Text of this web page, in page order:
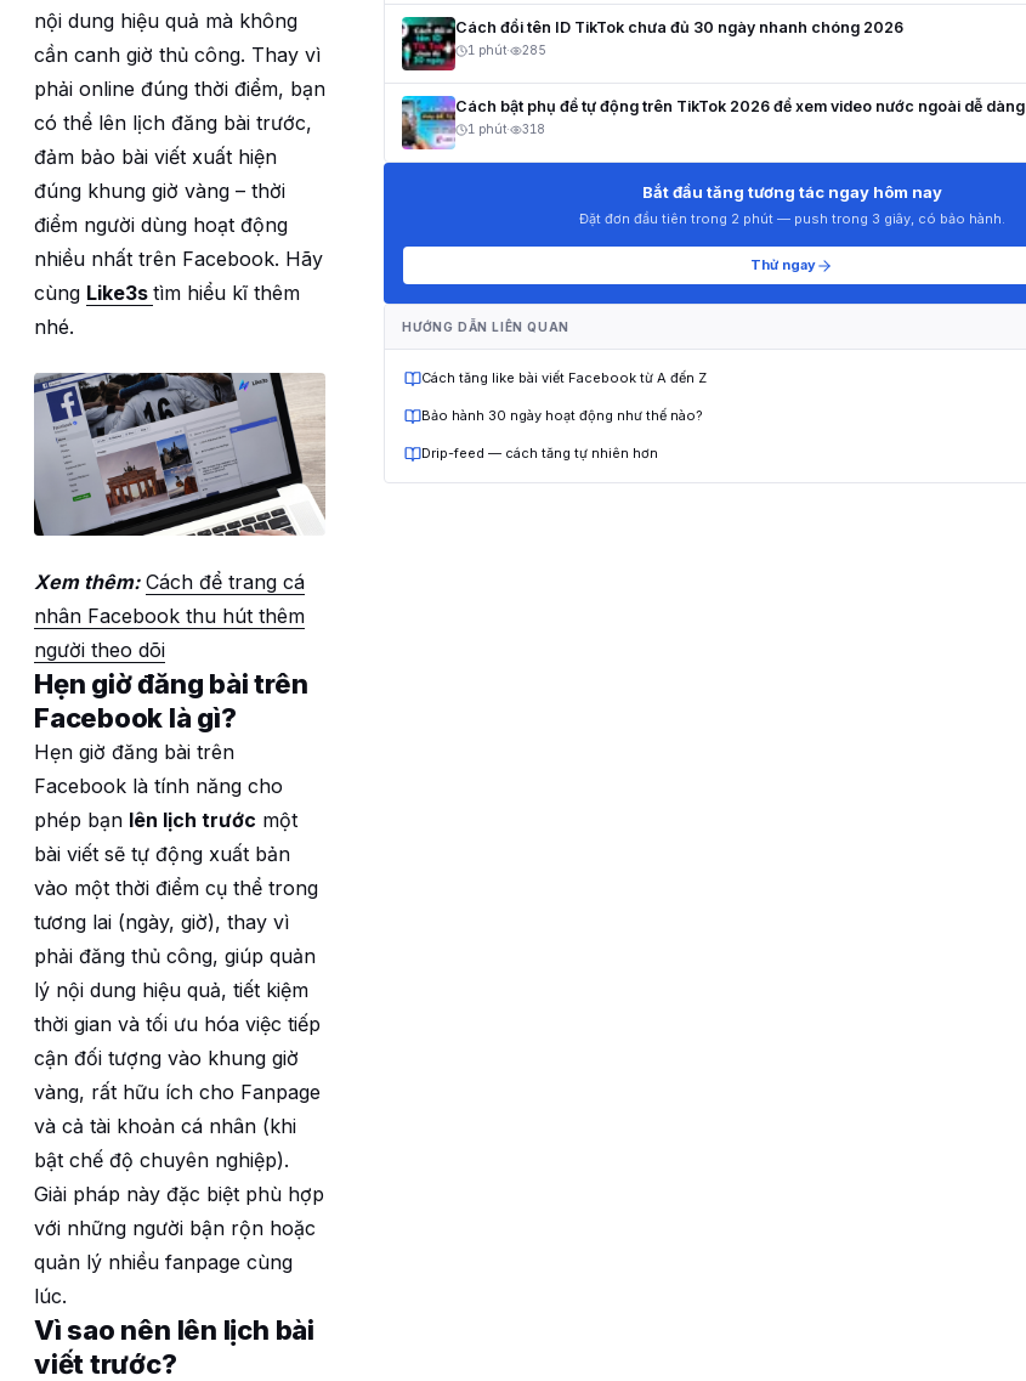
nội dung hiệu quả mà không
cần canh giờ thủ công. Thay vì
phải online đúng thời điểm, bạn
có thể lên lịch đăng bài trước,
đảm bảo bài viết xuất hiện
đúng khung giờ vàng – thời
điểm người dùng hoạt động
nhiều nhất trên Facebook. Hãy
cùng Like3s tìm hiểu kĩ thêm
nhé.
Xem thêm: Cách để trang cá
nhân Facebook thu hút thêm
người theo dõi
Hẹn giờ đăng bài trên
Facebook là gì?
Hẹn giờ đăng bài trên
Facebook là tính năng cho
phép bạn lên lịch trước một
bài viết sẽ tự động xuất bản
vào một thời điểm cụ thể trong
tương lai (ngày, giờ), thay vì
phải đăng thủ công, giúp quản
lý nội dung hiệu quả, tiết kiệm
thời gian và tối ưu hóa việc tiếp
cận đối tượng vào khung giờ
vàng, rất hữu ích cho Fanpage
và cả tài khoản cá nhân (khi
bật chế độ chuyên nghiệp).
Giải pháp này đặc biệt phù hợp
với những người bận rộn hoặc
quản lý nhiều fanpage cùng
lúc.
Vì sao nên lên lịch bài
viết trước?
Cách đổi tên ID TikTok chưa đủ 30 ngày nhanh chóng 2026
1 phút· 285
Cách bật phụ đề tự động trên TikTok 2026 để xem video nước ngoài dễ dàng
1 phút· 318
Bắt đầu tăng tương tác ngay hôm nay
Đặt đơn đầu tiên trong 2 phút — push trong 3 giây, có bảo hành.
Thử ngay
HƯỚNG DẪN LIÊN QUAN
Cách tăng like bài viết Facebook từ A đến Z
Bảo hành 30 ngày hoạt động như thế nào?
Drip-feed — cách tăng tự nhiên hơn